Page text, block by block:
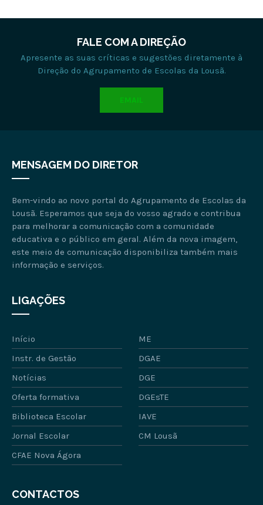
FALE COM A DIREÇÃO
Apresente as suas críticas e sugestões diretamente à
Direção do Agrupamento de Escolas da Lousã.
EMAIL
MENSAGEM DO DIRETOR
Bem-vindo ao novo portal do Agrupamento de Escolas da
Lousã. Esperamos que seja do vosso agrado e contribua
para melhorar a comunicação com a comunidade
educativa e o público em geral. Além da nova imagem,
este meio de comunicação disponibiliza também mais
informação e serviços.
LIGAÇÕES
Início
ME
Instr. de Gestão
DGAE
Notícias
DGE
Oferta formativa
DGEsTE
Biblioteca Escolar
IAVE
Jornal Escolar
CM Lousã
CFAE Nova Ágora
CONTACTOS